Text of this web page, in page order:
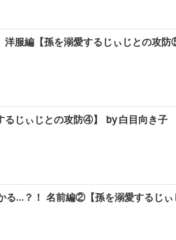
服編【孫を溺愛するじぃじとの攻
るじぃじとの攻防④】 by 白目向き子
る…？！ 名前編②【孫を溺愛するじ